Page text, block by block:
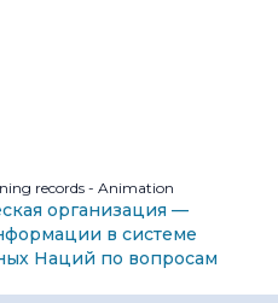
records - Animation
организация —
в системе
Наций по вопросам